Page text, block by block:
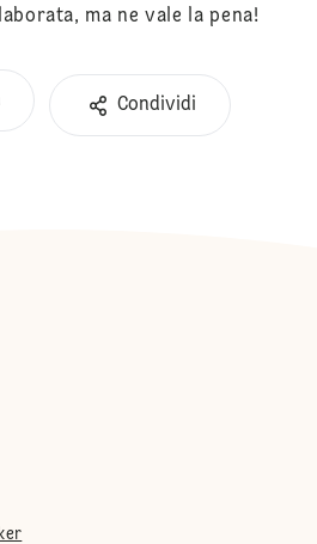
ma ne vale la pena!
Condividi